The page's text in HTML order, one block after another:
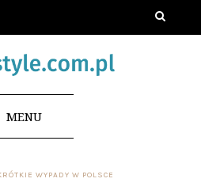
MENU
WYPADY W POLSCE